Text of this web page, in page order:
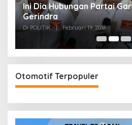
Ini Dia Hubungan Partai
Gerindra
Di POLITIK | Februari 19, 2018
Otomotif Terpopuler